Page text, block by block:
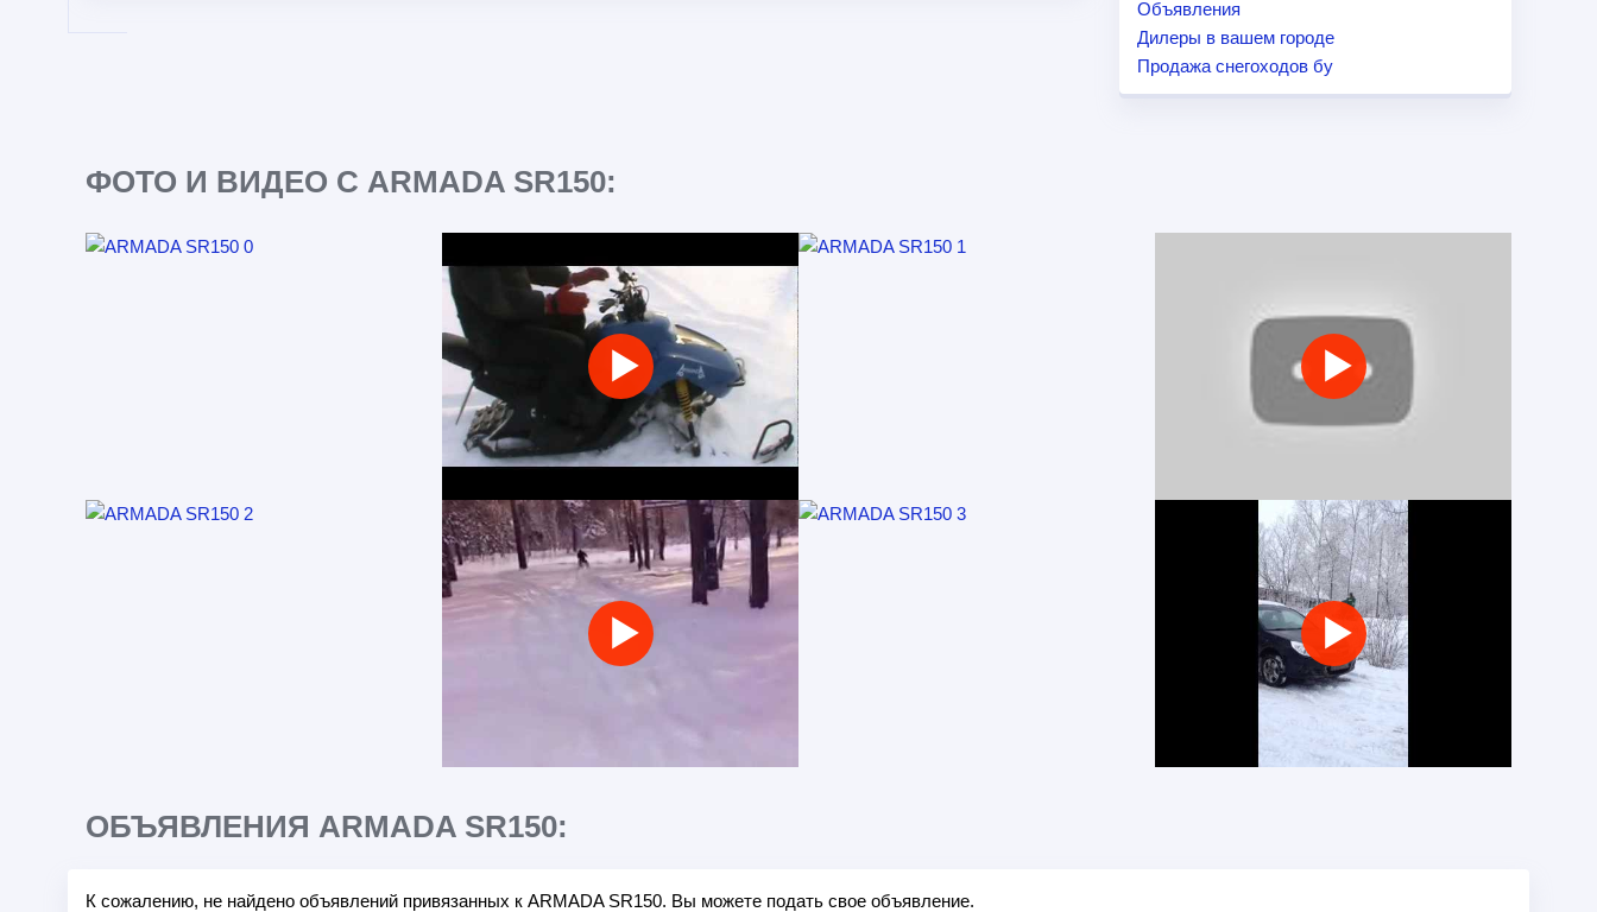
Объявления
Дилеры в вашем городе
Продажа снегоходов бу
ФОТО И ВИДЕО С ARMADA SR150:
ОБЪЯВЛЕНИЯ ARMADA SR150:
К сожалению, не найдено объявлений привязанных к ARMADA SR150. Вы можете подать свое объявление.